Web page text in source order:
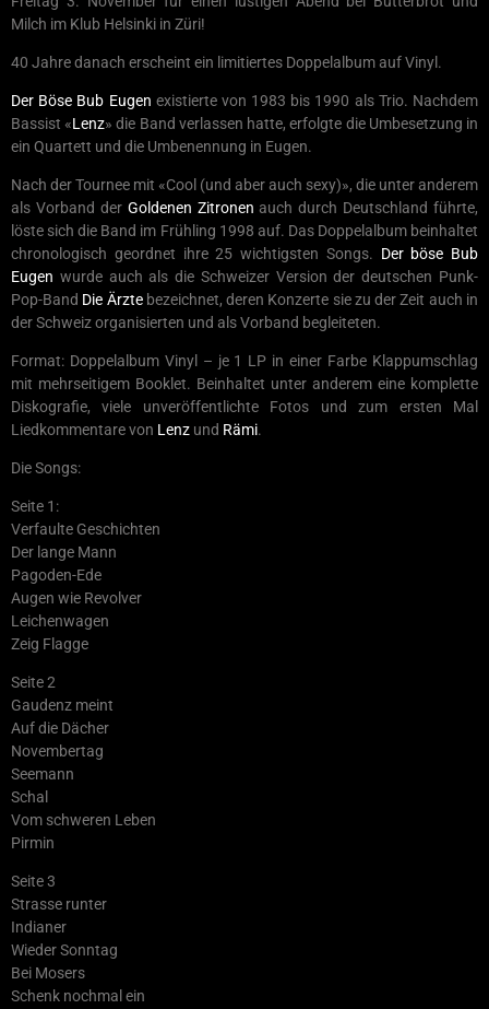
Milch im Klub Helsinki in Züri!
40 Jahre danach erscheint ein limitiertes Doppelalbum auf Vinyl.
Der Böse Bub Eugen existierte von 1983 bis 1990 als Trio. Nachdem
Bassist «Lenz» die Band verlassen hatte, erfolgte die Umbesetzung in
ein Quartett und die Umbenennung in Eugen.
Nach der Tournee mit «Cool (und aber auch sexy)», die unter anderem
als Vorband der Goldenen Zitronen auch durch Deutschland führte,
löste sich die Band im Frühling 1998 auf. Das Doppelalbum beinhaltet
chronologisch geordnet ihre 25 wichtigsten Songs. Der böse Bub
Eugen wurde auch als die Schweizer Version der deutschen Punk-
Pop-Band Die Ärztebezeichnet, deren Konzerte sie zu der Zeit auch in
der Schweiz organisierten und als Vorband begleiteten.
Format: Doppelalbum Vinyl – je 1 LP in einer Farbe Klappumschlag
mit mehrseitigem Booklet. Beinhaltet unter anderem eine komplette
Diskografie, viele unveröffentlichte Fotos und zum ersten Mal
Liedkommentare von Lenz und Rämi.
Die Songs:
Seite 1:
Verfaulte Geschichten
Der lange Mann
Pagoden-Ede
Augen wie Revolver
Leichenwagen
Zeig Flagge
Seite 2
Gaudenz meint
Auf die Dächer
Novembertag
Seemann
Schal
Vom schweren Leben
Pirmin
Seite 3
Strasse runter
Indianer
Wieder Sonntag
Bei Mosers
Schenk nochmal ein